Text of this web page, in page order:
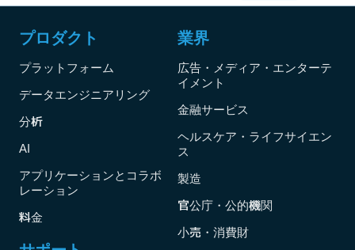
プロダクト
プラットフォーム
データエンジニアリング
分析
AI
アプリケーションとコラボ
レーション
料金
業界
広告・メディア・エンターテ
イメント
金融サービス
ヘルスケア・ライフサイエン
ス
製造
官公庁・公的機関
小売・消費財